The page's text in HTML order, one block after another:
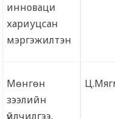
инноваци
хариуцсан
мэргэжилтэн
Мөнгөн
зээлийн
үйлчилгээ,